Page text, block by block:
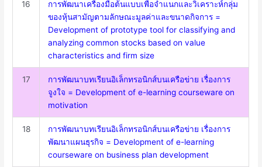
16
การพัฒนาเครื่องมือต้นแบบเพื่อจำแนกและวิเคราะห์กลุ่ม
ของหุ้นสามัญตามลักษณะมูลค่าและขนาดกิจการ =
Development of prototype tool for classifying and
analyzing common stocks based on value
characteristics and firm size
17
การพัฒนาบทเรียนอิเล็กทรอนิกส์บนเครือข่าย เรื่องการ
จูงใจ = Development of e-learning courseware on
motivation
18
การพัฒนาบทเรียนอิเล็กทรอนิกส์บนเครือข่าย เรื่องการ
พัฒนาแผนธุรกิจ = Development of e-learning
courseware on business plan development